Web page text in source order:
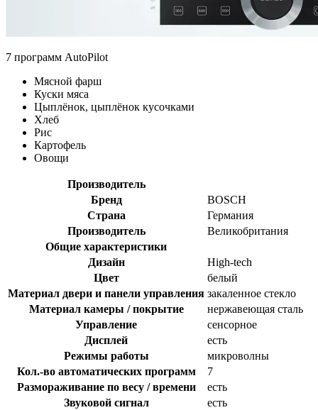
7 программ AutoPilot
Мясной фарш
Куски мяса
Цыплёнок, цыплёнок кусочками
Хлеб
Рис
Картофель
Овощи
Производитель
Бренд
BOSCH
Страна
Германия
Производитель
Великобритания
Общие характеристики
Дизайн
High-tech
Цвет
белый
Материал двери и панели управления закаленное стекло
Материал камеры / покрытие
нержавеющая сталь
Управление
сенсорное
Дисплей
есть
Режимы работы
микроволны
Кол.-во автоматических программ
7
Размораживание по весу / времени
есть
Звуковой сигнал
есть